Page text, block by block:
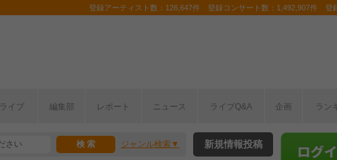
登録アーティスト数：126,647件 登録コンサート数：1,492,907件 登
イブ 編集部 レポート ニュース ライブQ&A 企画 ラン
ジャンル検索 新規情報投稿